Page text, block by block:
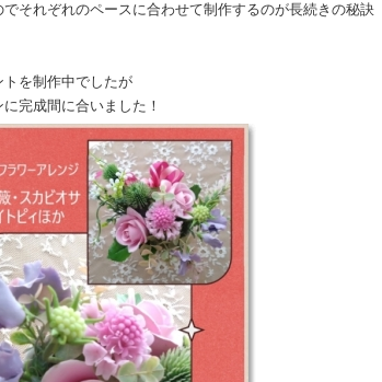
それぞれのペースに合わせて制作するのが長続きの秘訣
を制作中でしたが
完成間に合いました！